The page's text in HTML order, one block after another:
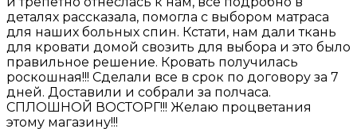
деталях рассказала, помогла с выбором матраса
для наших больных спин. Кстати, нам дали ткань
для кровати домой свозить для выбора и это было
правильное решение. Кровать получилась
роскошная!!! Сделали все в срок по договору за 7
дней. Доставили и собрали за полчаса.
СПЛОШНОЙ ВОСТОРГ!!! Желаю процветания
этому магазину!!!